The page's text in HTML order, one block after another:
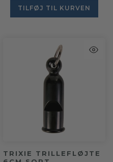
TILFØJ TIL KURVEN
TRIXIE TRILLEFLØJTE